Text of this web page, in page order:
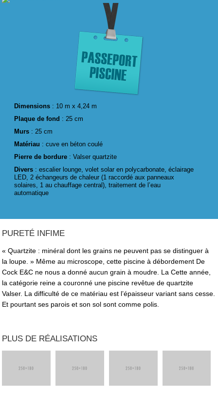
Dimensions : 10 m x 4,24 m
Plaque de fond : 25 cm
Murs : 25 cm
Matériau : cuve en béton coulé
Pierre de bordure : Valser quartzite
Divers : escalier lounge, volet solar en polycarbonate, éclairage
LED, 2 échangeurs de chaleur (1 raccordé aux panneaux
solaires, 1 au chauffage central), traitement de l’eau
automatique
PURETÉ INFIME
« Quartzite : minéral dont les grains ne peuvent pas se distinguer à
la loupe. » Même au microscope, cette piscine à débordement De
Cock E&C ne nous a donné aucun grain à moudre. La Cette année,
la catégorie reine a couronné une piscine revêtue de quartzite
Valser. La difficulté de ce matériau est l’épaisseur variant sans cesse.
Et pourtant ses parois et son sol sont comme polis.
PLUS DE RÉALISATIONS